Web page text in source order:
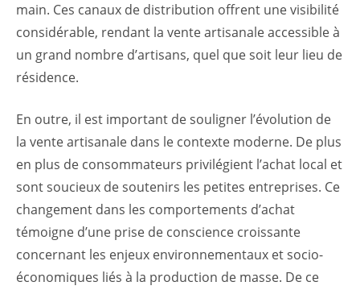
main. Ces canaux de distribution offrent une visibilité
considérable, rendant la vente artisanale accessible à
un grand nombre d’artisans, quel que soit leur lieu de
résidence.
En outre, il est important de souligner l’évolution de
la vente artisanale dans le contexte moderne. De plus
en plus de consommateurs privilégient l’achat local et
sont soucieux de soutenirs les petites entreprises. Ce
changement dans les comportements d’achat
témoigne d’une prise de conscience croissante
concernant les enjeux environnementaux et socio-
économiques liés à la production de masse. De ce